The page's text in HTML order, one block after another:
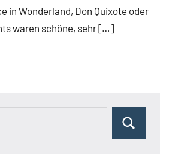
in Wonderland, Don Quixote oder
waren schöne, sehr […]
Suchen